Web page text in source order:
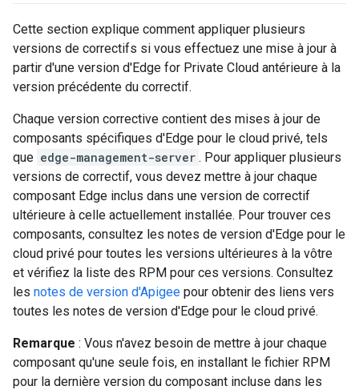
Cette section explique comment appliquer plusieurs
versions de correctifs si vous effectuez une mise à jour à
partir d'une version d'Edge for Private Cloud antérieure à la
version précédente du correctif.
Chaque version corrective contient des mises à jour de
composants spécifiques d'Edge pour le cloud privé, tels
que edge-management-server . Pour appliquer plusieurs
versions de correctif, vous devez mettre à jour chaque
composant Edge inclus dans une version de correctif
ultérieure à celle actuellement installée. Pour trouver ces
composants, consultez les notes de version d'Edge pour le
cloud privé pour toutes les versions ultérieures à la vôtre
et vérifiez la liste des RPM pour ces versions. Consultez
les notes de version d'Apigee pour obtenir des liens vers
toutes les notes de version d'Edge pour le cloud privé.
Remarque : Vous n'avez besoin de mettre à jour chaque
composant qu'une seule fois, en installant le fichier RPM
pour la dernière version du composant incluse dans les